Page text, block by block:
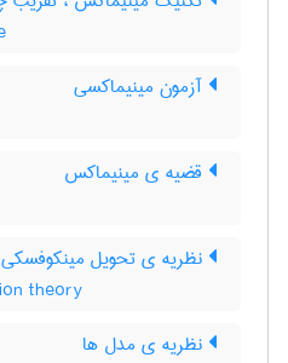
آزمون مینیماکسی
قضیه ی مینیماکس
نظریه ی تحویل مینکوفسکی
theory
نظریه ی مدل ها